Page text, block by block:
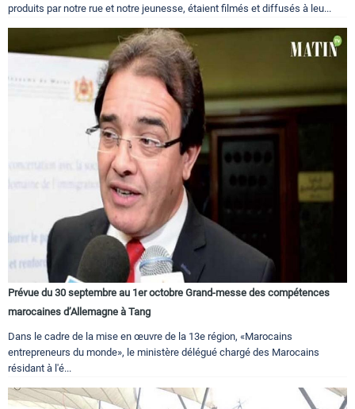
produits par notre rue et notre jeunesse, étaient filmés et diffusés à leu...
Prévue du 30 septembre au 1er octobre Grand-messe des compétences
marocaines d’Allemagne à Tang
Dans le cadre de la mise en œuvre de la 13e région, «Marocains
entrepreneurs du monde», le ministère délégué chargé des Marocains
résidant à l'é...